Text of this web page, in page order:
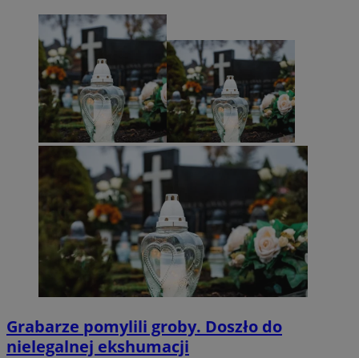
Grabarze pomylili groby. Doszło do
nielegalnej ekshumacji